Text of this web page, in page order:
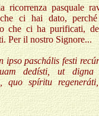
ricorrenza pasquale
ci hai dato, perché
che ci ha purificati,
Per il nostro Signore...
paschális festi
dedísti, ut digna
quo spíritu